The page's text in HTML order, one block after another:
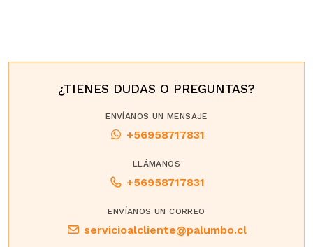
¿TIENES DUDAS O PREGUNTAS?
ENVÍANOS UN MENSAJE
+56958717831
LLÁMANOS
+56958717831
ENVÍANOS UN CORREO
servicioalcliente@palumbo.cl